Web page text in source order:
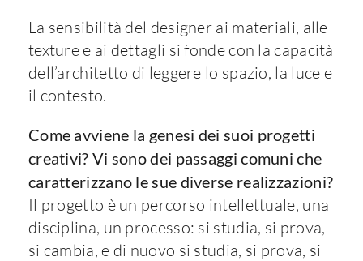
La sensibilità del designer ai materiali, alle
texture e ai dettagli si fonde con la capacità
dell’architetto di leggere lo spazio, la luce e
il contesto.
Come avviene la genesi dei suoi progetti
creativi? Vi sono dei passaggi comuni che
caratterizzano le sue diverse realizzazioni?
Il progetto è un percorso intellettuale, una
disciplina, un processo: si studia, si prova,
si cambia, e di nuovo si studia, si prova, si